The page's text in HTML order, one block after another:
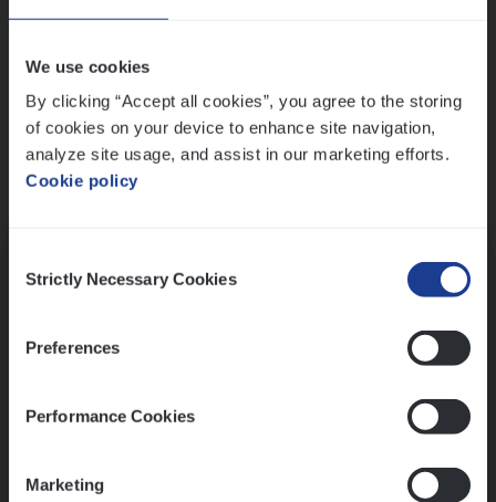
We use cookies
By clicking “Accept all cookies”, you agree to the storing
of cookies on your device to enhance site navigation,
analyze site usage, and assist in our marketing efforts.
Cookie policy
Selection
Strictly Necessary Cookies
Preferences
Performance Cookies
Marketing